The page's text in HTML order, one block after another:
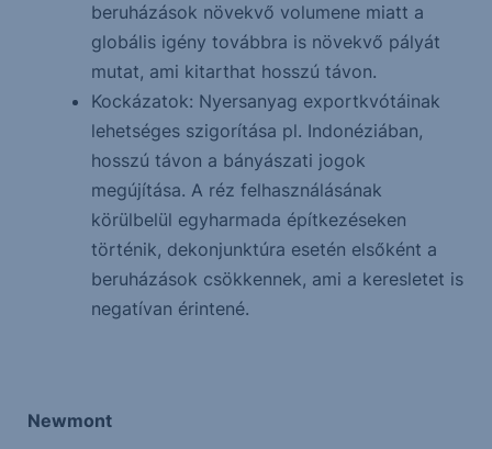
beruházások növekvő volumene miatt a
globális igény továbbra is növekvő pályát
mutat, ami kitarthat hosszú távon.
Kockázatok: Nyersanyag exportkvótáinak
lehetséges szigorítása pl. Indonéziában,
hosszú távon a bányászati jogok
megújítása. A réz felhasználásának
körülbelül egyharmada építkezéseken
történik, dekonjunktúra esetén elsőként a
beruházások csökkennek, ami a keresletet is
negatívan érintené.
Newmont